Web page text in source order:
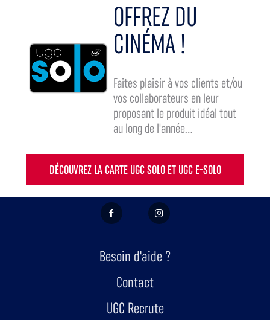
OFFREZ DU
CINÉMA !
Faites plaisir à vos clients et/ou
vos collaborateurs en leur
proposant le produit idéal tout
au long de l'année...
DÉCOUVREZ LA CARTE UGC SOLO ET UGC E-SOLO
FACEBOOK INSTAGRAM
Besoin d'aide ?
Contact
UGC Recrute